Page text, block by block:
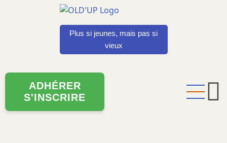
Plus si jeunes, mais pas si
vieux
ADHÉRER
S'INSCRIRE